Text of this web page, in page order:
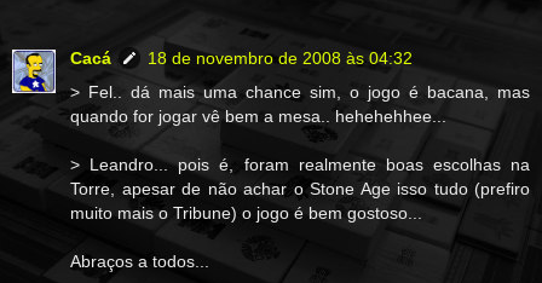
Cacá
18 de novembro de 2008 às 04:32
> Fel.. dá mais uma chance sim, o jogo é bacana, mas
quando for jogar vê bem a mesa.. hehehehhee...
> Leandro... pois é, foram realmente boas escolhas na
Torre, apesar de não achar o Stone Age isso tudo (prefiro
muito mais o Tribune) o jogo é bem gostoso...
Abraços a todos...